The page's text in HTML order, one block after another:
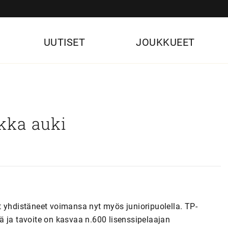
UUTISET JOUKKUEET
auki
voimansa nyt myös junioripuolella. TP-
ja tavoite on kasvaa n.600 lisenssipelaajan